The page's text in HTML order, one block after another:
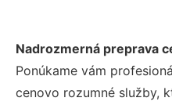
Nadrozmerná preprava
Ponúkame vám
cenovo rozumné služby,